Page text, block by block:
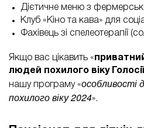
Дієтичне меню з
Клуб «Кіно та кава» для
Фахівець зі спелеотерапії
Якщо вас цікавить «
людей похилого віку
нашу програму «особливості
похилого віку 2024».